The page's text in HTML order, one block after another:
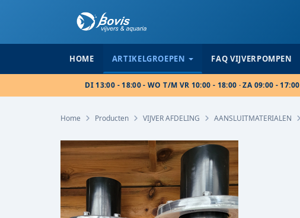
HOME ARTIKELGROEPEN FAQ VIJVERPOMPEN
DI 13:00 - 18:00 - WO T/M VR 10:00 - 18:00 · ZA 09:00 - 17:00
Home Producten VIJVER AFDELING AANSLUITMATERIALEN